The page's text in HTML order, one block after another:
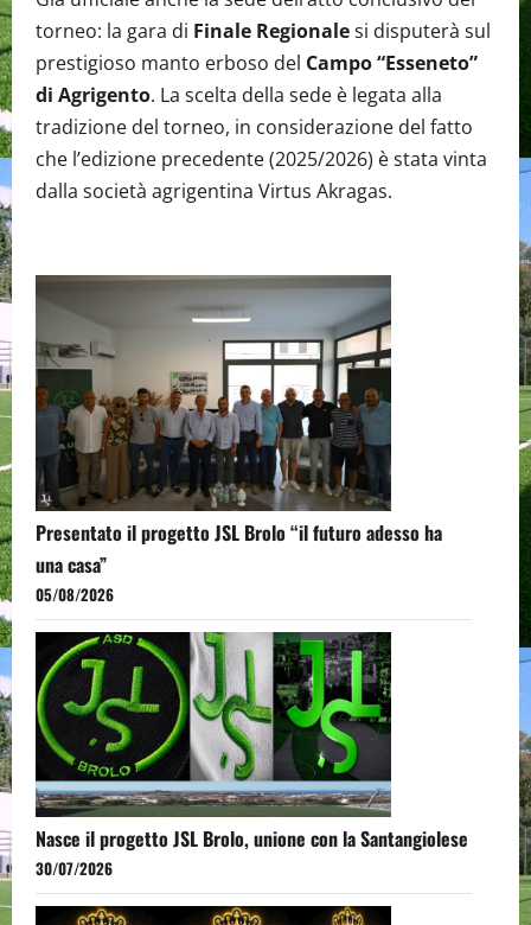
torneo: la gara di Finale Regionalesi disputerà sul
prestigioso manto erboso del Campo “Esseneto”
di Agrigento. La scelta della sede è legata alla
tradizione del torneo, in considerazione del fatto
che l’edizione precedente (2025/2026) è stata vinta
dalla società agrigentina Virtus Akragas.
Presentato il progetto JSL Brolo “il futuro adesso ha
una casa”
05/08/2026
Nasce il progetto JSL Brolo, unione con la Santangiolese
30/07/2026